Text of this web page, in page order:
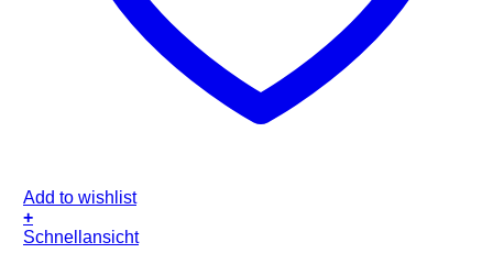
Add to wishlist
+
Schnellansicht